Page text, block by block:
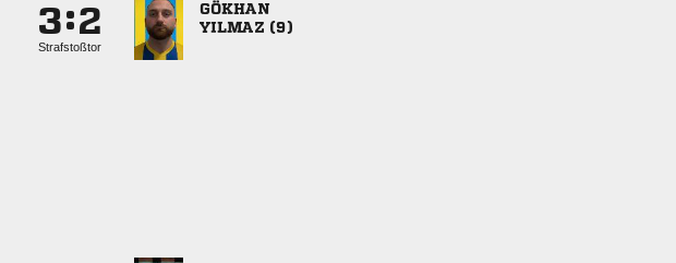
:
Strafstoßtor

 